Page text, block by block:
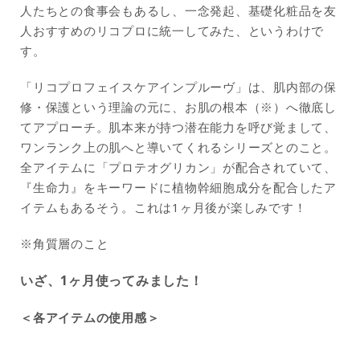
人たちとの食事会もあるし、一念発起、基礎化粧品を友
人おすすめのリコプロに統一してみた、というわけで
す。
「リコプロフェイスケアインプルーヴ」は、肌内部の保
修・保護という理論の元に、お肌の根本（※）へ徹底し
てアプローチ。肌本来が持つ潜在能力を呼び覚まして、
ワンランク上の肌へと導いてくれるシリーズとのこと。
全アイテムに「プロテオグリカン」が配合されていて、
『生命力』をキーワードに植物幹細胞成分を配合したア
イテムもあるそう。これは1ヶ月後が楽しみです！
※角質層のこと
いざ、1ヶ月使ってみました！
＜各アイテムの使用感＞